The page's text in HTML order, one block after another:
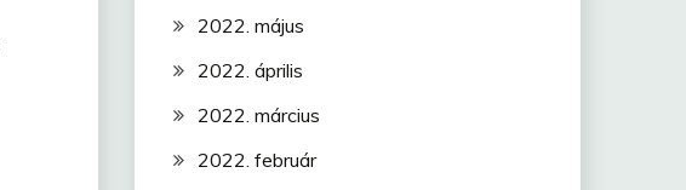
2022. május
2022. április
2022. március
2022. február